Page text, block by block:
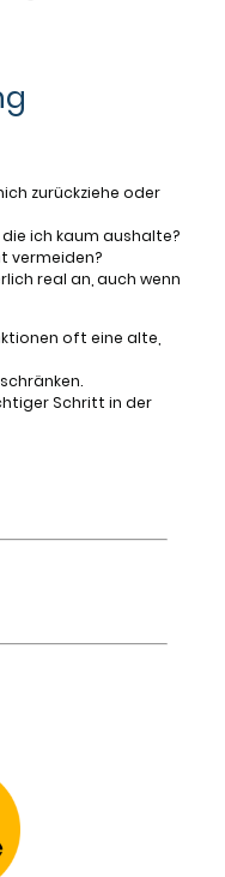
zurückziehe oder
ich kaum aushalte?
vermeiden?
real an, auch wenn
oft eine alte,
Schritt in der